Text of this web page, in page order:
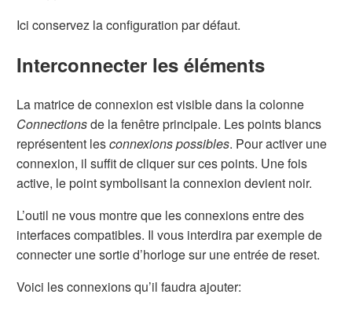
Ici conservez la configuration par défaut.
Interconnecter les éléments
La matrice de connexion est visible dans la colonne
Connectionsde la fenêtre principale. Les points blancs
représentent lesconnexions possibles. Pour activer une
connexion, il suffit de cliquer sur ces points. Une fois
active, le point symbolisant la connexion devient noir.
L’outil ne vous montre que les connexions entre des
interfaces compatibles. Il vous interdira par exemple de
connecter une sortie d’horloge sur une entrée de reset.
Voici les connexions qu’il faudra ajouter: